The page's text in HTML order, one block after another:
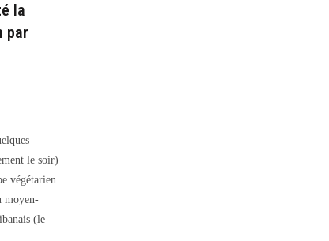
la
par
le soir)
végétarien
moyen-
(le